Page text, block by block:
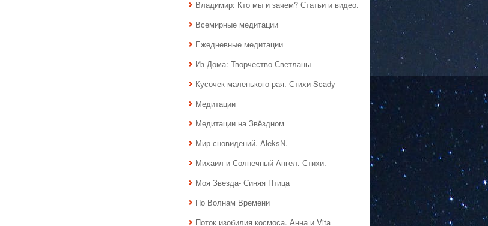
Владимир: Кто мы и зачем? Статьи и видео.
Всемирные медитации
Ежедневные медитации
Из Дома: Творчество Светланы
Кусочек маленького рая. Стихи Scady
Медитации
Медитации на Звёздном
Мир сновидений. AleksN.
Михаил и Солнечный Ангел. Стихи.
Моя Звезда- Синяя Птица
По Волнам Времени
Поток изобилия космоса. Анна и Vita